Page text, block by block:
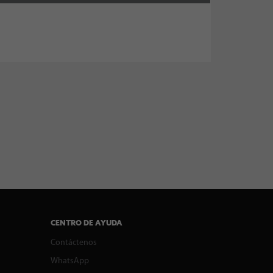
CENTRO DE AYUDA
Contáctenos
WhatsApp